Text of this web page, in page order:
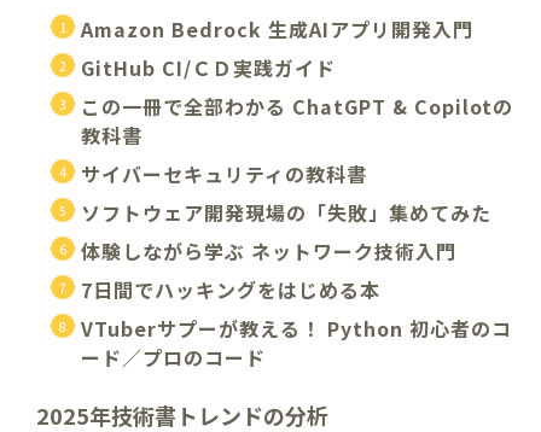
Amazon Bedrock 生成AIアプリ開発入門
GitHub CI/ＣＤ実践ガイド
この一冊で全部わかる ChatGPT & Copilotの
教科書
サイバーセキュリティの教科書
ソフトウェア開発現場の「失敗」集めてみた
体験しながら学ぶ ネットワーク技術入門
7日間でハッキングをはじめる本
VTuberサプーが教える！ Python 初心者のコ
ード／プロのコード
2025年技術書トレンドの分析